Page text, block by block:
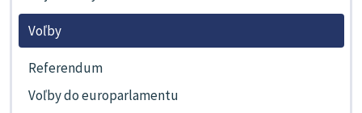
Voľby
Referendum
Voľby do europarlamentu